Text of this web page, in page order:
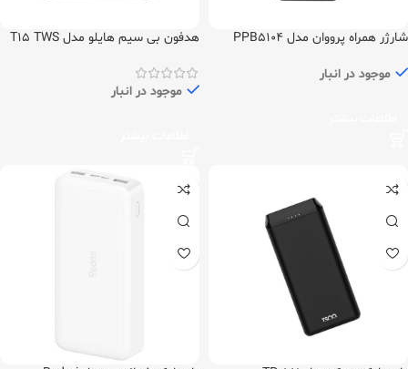
شارژر همراه پرووان مدل PPB5104
موجود در انبار
هدفون بی سیم هایلو مدل T15 TWS
موجود در انبار